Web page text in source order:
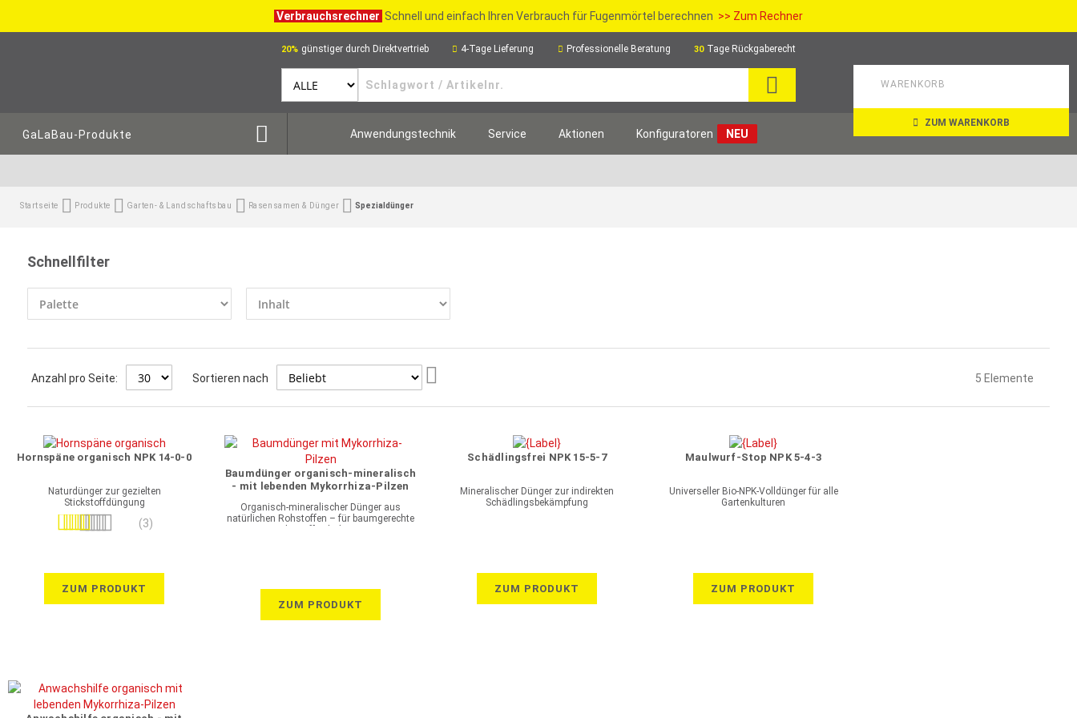
Verbrauchsrechner Schnell und einfach Ihren Verbrauch für Fugenmörtel berechnen >> Zum Rechner
20% günstiger durch Direktvertrieb 4-Tage Lieferung Professionelle Beratung 30 Tage Rückgaberecht
WARENKORB
ZUM WARENKORB
GaLaBau-Produkte Anwendungstechnik Service Aktionen Konfiguratoren NEU
Startseite Produkte Garten- & Landschaftsbau Rasensamen & Dünger Spezialdünger
Schnellfilter
Anzahl pro Seite: Sortieren nach 5 Elemente
Hornspäne organisch NPK 14-0-0
Naturdünger zur gezielten
Stickstoffdüngung
Bewertung:
(3)
ZUM PRODUKT
Baumdünger organisch-mineralisch
- mit lebenden Mykorrhiza-Pilzen
Organisch-mineralischer Dünger aus
natürlichen Rohstoffen – für baumgerechte
ZUM PRODUKT
Schädlingsfrei NPK 15-5-7
Mineralischer Dünger zur indirekten
Schädlingsbekämpfung
ZUM PRODUKT
Maulwurf-Stop NPK 5-4-3
Universeller Bio-NPK-Volldünger für alle
Gartenkulturen
ZUM PRODUKT